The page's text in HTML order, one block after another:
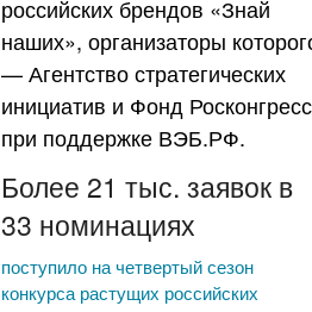
Более 21 тыс. заявок в
33 номинациях
поступило на четвертый сезон
конкурса растущих российских